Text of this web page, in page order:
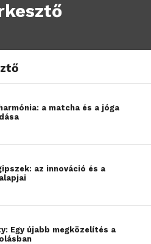
a matcha és a jóga
az innováció és a
Egy újabb megközelítés a